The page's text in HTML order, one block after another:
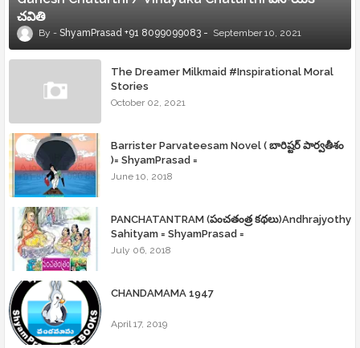
చవితి
ShyamPrasad +91 8099099083 September 10, 2021
The Dreamer Milkmaid #Inspirational Moral
Stories
October 02, 2021
Barrister Parvateesam Novel ( బారిష్టర్ పార్వతీశం
)= ShyamPrasad =
June 10, 2018
PANCHATANTRAM (పంచతంత్ర కథలు)Andhrajyothy
Sahityam = ShyamPrasad =
July 06, 2018
CHANDAMAMA 1947
April 17, 2019